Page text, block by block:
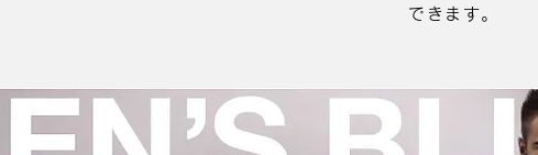
できます。